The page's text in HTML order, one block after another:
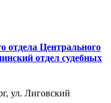
отдела Центрального
отдел судебных
ул. Лиговский